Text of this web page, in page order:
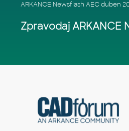
ARKANCE Newsflash AEC duben
Zpravodaj ARKANCE